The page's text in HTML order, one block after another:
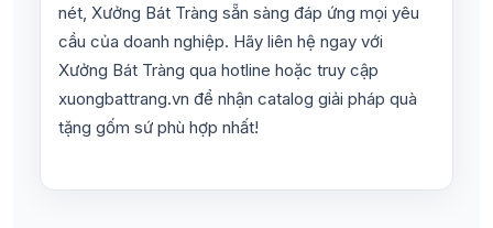
nét, Xưởng Bát Tràng sẵn sàng đáp ứng mọi yêu
cầu của doanh nghiệp. Hãy liên hệ ngay với
Xưởng Bát Tràng qua hotline hoặc truy cập
xuongbattrang.vn để nhận catalog giải pháp quà
tặng gốm sứ phù hợp nhất!